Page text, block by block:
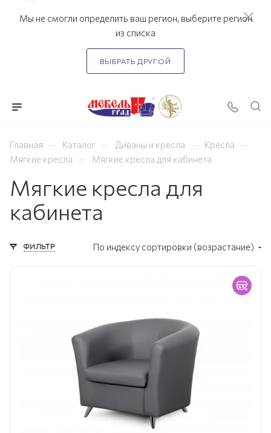
Мы не смогли определить ваш регион, выберите регион
из списка
ВЫБРАТЬ ДРУГОЙ
Главная — Каталог — Диваны и кресла — Кресла —
Мягкие кресла — Мягкие кресла для кабинета
Мягкие кресла для
кабинета
ФИЛЬТР По индексу сортировки (возрастание)